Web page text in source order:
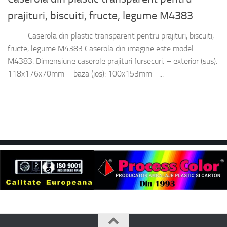
prajituri, biscuiti, fructe, legume M4383
Caserola din plastic transparent pentru prajituri, biscuiti,
fructe, legume M4383 Caserola din imagine este model
M4383. Dimensiune caserole prajituri fursecuri: – exterior (sus):
118x176x70mm – baza (jos): 100x153mm –...